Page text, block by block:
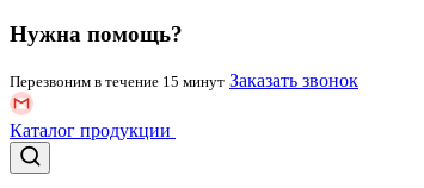
Нужна помощь?
Перезвоним в течение 15 минут Заказать звонок
Каталог продукции